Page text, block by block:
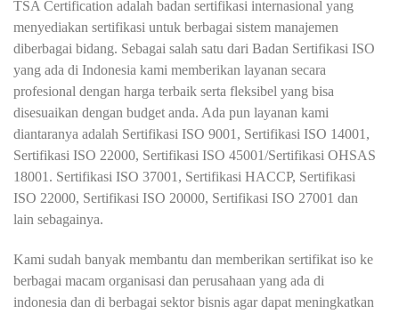
TSA Certification adalah badan sertifikasi internasional yang
menyediakan sertifikasi untuk berbagai sistem manajemen
diberbagai bidang. Sebagai salah satu dari Badan Sertifikasi ISO
yang ada di Indonesia kami memberikan layanan secara
profesional dengan harga terbaik serta fleksibel yang bisa
disesuaikan dengan budget anda. Ada pun layanan kami
diantaranya adalah Sertifikasi ISO 9001, Sertifikasi ISO 14001,
Sertifikasi ISO 22000, Sertifikasi ISO 45001/Sertifikasi OHSAS
18001. Sertifikasi ISO 37001, Sertifikasi HACCP, Sertifikasi
ISO 22000, Sertifikasi ISO 20000, Sertifikasi ISO 27001 dan
lain sebagainya.
Kami sudah banyak membantu dan memberikan sertifikat iso ke
berbagai macam organisasi dan perusahaan yang ada di
indonesia dan di berbagai sektor bisnis agar dapat meningkatkan